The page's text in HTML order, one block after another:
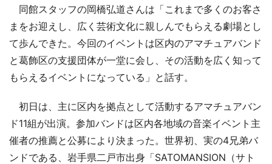
同館スタッフの岡橋弘道さんは「これまで多くのお客さ
まをお迎えし、広く芸術文化に親しんでもらえる劇場とし
て歩んできた。今回のイベントは区内のアマチュアバンド
と葛飾区の支援団体が一堂に会し、その活動を広く知って
もらえるイベントになっている」と話す。
初日は、主に区内を拠点として活動するアマチュアバン
ド11組が出演。参加バンドは区内各地域の音楽イベント主
催者の推薦と公募により決まった。世界初、実の4兄弟バ
ンドである、岩手県二戸市出身「SATOMANSION（サト